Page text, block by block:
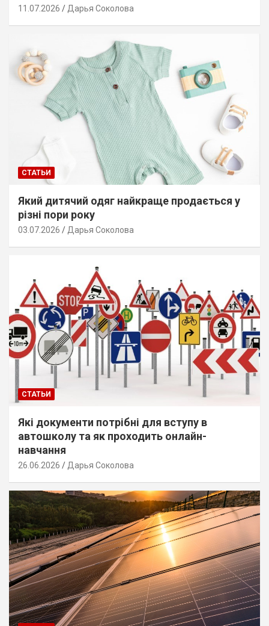
11.07.2026 Дарья Соколова
СТАТЬИ
Який дитячий одяг найкраще продається у
різні пори року
03.07.2026 Дарья Соколова
СТАТЬИ
Які документи потрібні для вступу в
автошколу та як проходить онлайн-
навчання
26.06.2026 Дарья Соколова